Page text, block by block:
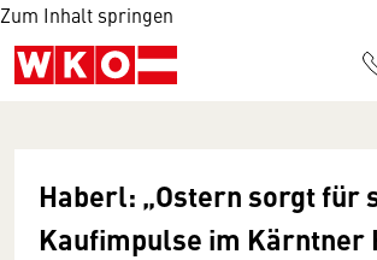
Zum Inhalt springen
Haberl: „Ostern sorgt für
Kaufimpulse im Kärntner